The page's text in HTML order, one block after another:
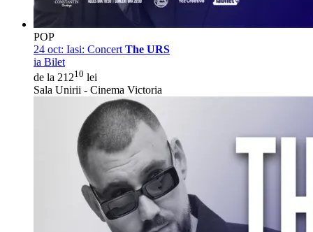
POP
24 oct: Iasi: Concert The URS
ia Bilet
de la 21210 lei
Sala Unirii - Cinema Victoria